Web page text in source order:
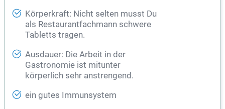
Körperkraft: Nicht selten musst Du
als Restaurantfachmann schwere
Tabletts tragen.
Ausdauer: Die Arbeit in der
Gastronomie ist mitunter
körperlich sehr anstrengend.
ein gutes Immunsystem